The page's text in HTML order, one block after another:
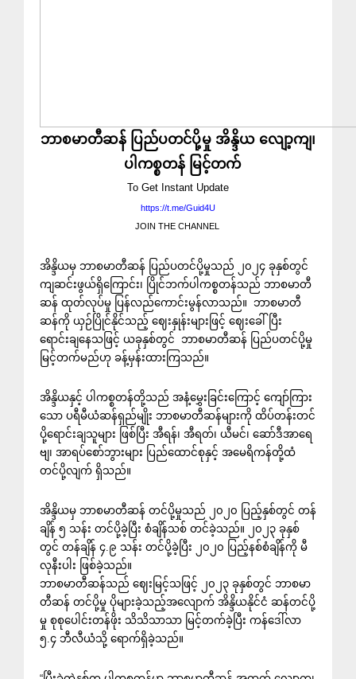
ဘာစမာတီဆန် ပြည်ပတင်ပို့မှု အိန္ဒိယ လျော့ကျ၊
ပါကစ္စတန် မြင့်တက်
To Get Instant Update
https://t.me/Guid4U
JOIN THE CHANNEL
အိန္ဒိယမှ ဘာစမာတီဆန် ပြည်ပတင်ပို့မှုသည် ၂၀၂၄ ခုနှစ်တွင်
ကျဆင်းဖွယ်ရှိကြောင်း၊ ပြိုင်ဘက်ပါကစ္စတန်သည် ဘာစမာတီ
ဆန် ထုတ်လုပ်မှု ပြန်လည်ကောင်းမွန်လာသည်။ ဘာစမာတီ
ဆန်ကို ယှဉ်ပြိုင်နိုင်သည့် ဈေးနှုန်းများဖြင့် ဈေးခေါ်ပြီး
‌ရောင်းချနေသဖြင့် ယခုနှစ်တွင် ဘာစမာတီဆန် ပြည်ပတင်ပို့မှု
မြင့်တက်မည်ဟု ခန့်မှန်းထားကြသည်။
အိန္ဒိယနှင့် ပါကစ္စတန်တို့သည် အနံ့မွှေးခြင်းကြောင့် ကျော်ကြား
သော ပရီမီယံဆန်ရှည်မျိုး ဘာစမာတီဆန်များကို ထိပ်တန်းတင်
ပို့ရောင်းချသူများ ဖြစ်ပြီး အီရန်၊ အီရတ်၊ ယီမင်၊ ဆော်ဒီအာရေ
ဗျ၊ အာရပ်စော်ဘွားများ ပြည်ထောင်စုနှင့် အမေရိကန်တို့ထံ
တင်ပို့လျက် ရှိသည်။
အိန္ဒိယမှ ဘာစမာတီဆန် တင်ပို့မှုသည် ၂၀၂၀ ပြည့်နှစ်တွင် တန်
ချိန် ၅ သန်း တင်ပို့ခဲ့ပြီး စံချိန်သစ် တင်ခဲ့သည်။ ၂၀၂၃ ခုနှစ်
တွင် တန်ချိန် ၄.၉ သန်း တင်ပို့ခဲ့ပြီး ၂၀၂၀ ပြည့်နစ်စံချိန်ကို မီ
လုနီးပါး ဖြစ်ခဲ့သည်။
ဘာစမာတီဆန်သည် ဈေးမြင့်သဖြင့် ၂၀၂၃ ခုနှစ်တွင် ဘာစမာ
တီဆန် တင်ပို့မှု ပိုများခဲ့သည့်အလျောက် အိန္ဒိယနိုင်ငံ ဆန်တင်ပို့
မှု စုစုပေါင်းတန်ဖိုး သိသိသာသာ မြင့်တက်ခဲ့ပြီး ကန်ဒေါ်လာ
၅.၄ ဘီလီယံသို့ ရောက်ရှိခဲ့သည်။